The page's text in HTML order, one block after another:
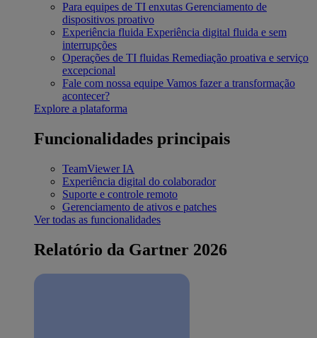
Para equipes de TI enxutas Gerenciamento de
dispositivos proativo
Experiência fluida Experiência digital fluida e sem
interrupções
Operações de TI fluidas Remediação proativa e serviço
excepcional
Fale com nossa equipe Vamos fazer a transformação
acontecer?
Explore a plataforma
Funcionalidades principais
TeamViewer IA
Experiência digital do colaborador
Suporte e controle remoto
Gerenciamento de ativos e patches
Ver todas as funcionalidades
Relatório da Gartner 2026